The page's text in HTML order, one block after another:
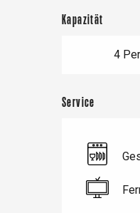
Kapazität
4
Service